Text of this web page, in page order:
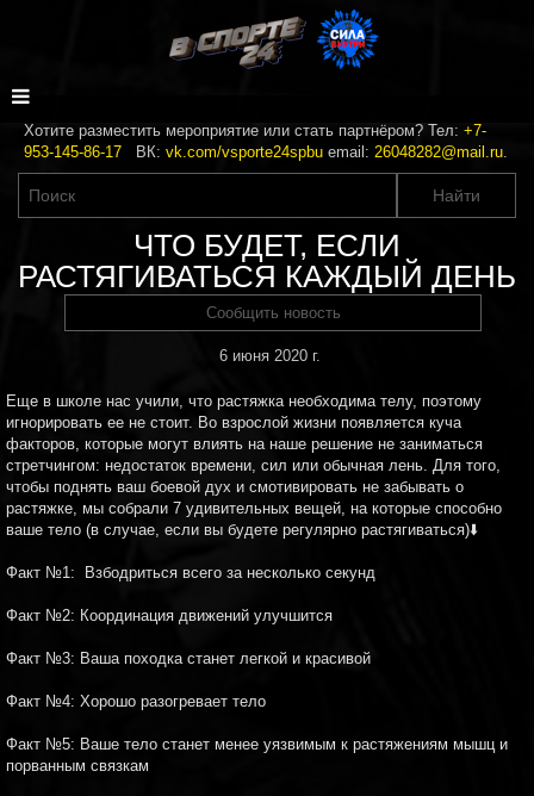
Хотите разместить мероприятие или стать партнёром? Тел: +7-
953-145-86-17 ВК: vk.com/vsporte24spbu email: 26048282@mail.ru.
ЧТО БУДЕТ, ЕСЛИ
РАСТЯГИВАТЬСЯ КАЖДЫЙ ДЕНЬ
Сообщить новость
6 июня 2020 г.
Еще в школе нас учили, что растяжка необходима телу, поэтому
игнорировать ее не стоит. Во взрослой жизни появляется куча
факторов, которые могут влиять на наше решение не заниматься
стретчингом: недостаток времени, сил или обычная лень. Для того,
чтобы поднять ваш боевой дух и смотивировать не забывать о
растяжке, мы собрали 7 удивительных вещей, на которые способно
ваше тело (в случае, если вы будете регулярно растягиваться)⬇️
Факт №1: Взбодриться всего за несколько секунд
Факт №2: Координация движений улучшится
Факт №3: Ваша походка станет легкой и красивой
Факт №4: Хорошо разогревает тело
Факт №5: Ваше тело станет менее уязвимым к растяжениям мышц и
порванным связкам